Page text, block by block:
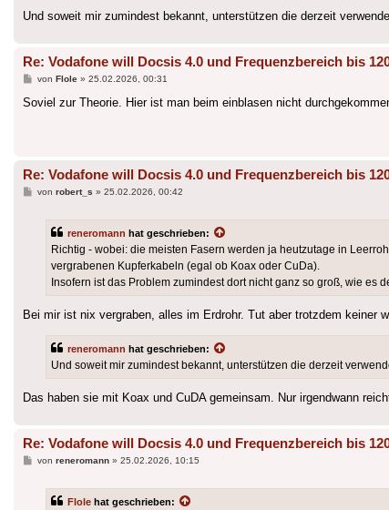
Und soweit mir zumindest bekannt, unterstützen die derzeit
Re: Vodafone will Docsis 4.0 und Frequenzbereich bis
Beitrag
von Flole» 25.02.2026, 00:31
Soviel zur Theorie. Hier ist man beim einblasen nicht
Re: Vodafone will Docsis 4.0 und Frequenzbereich bis
Beitrag
von robert_s » 25.02.2026, 00:42
reneromann hat geschrieben:
Richtig - wobei: die meisten Fasern werden ja heutzutage in
vergrabenen Kupferkabeln (egal ob Koax oder CuDa).
Insofern ist das Problem zumindest dort nicht ganz so groß, wie es
Bei mir ist nix vergraben, alles im Erdrohr. Tut aber trotzdem keiner
reneromann hat geschrieben:
Und soweit mir zumindest bekannt, unterstützen die derzeit
Das haben sie mit Koax und CuDA gemeinsam. Nur irgendwann
Re: Vodafone will Docsis 4.0 und Frequenzbereich bis
Beitrag
von reneromann» 25.02.2026, 10:15
Flole hat geschrieben: